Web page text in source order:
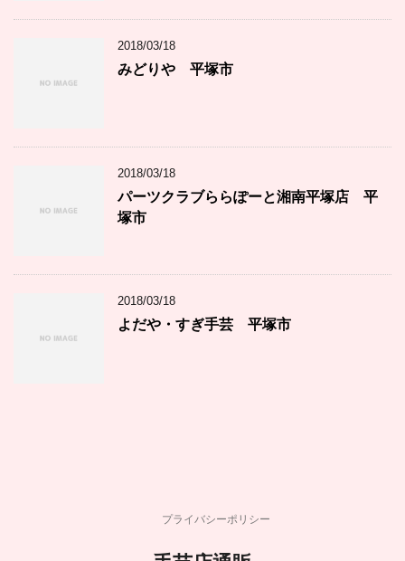
2018/03/18
みどりや 平塚市
2018/03/18
パーツクラブららぽーと湘南平塚店 平
塚市
2018/03/18
よだや・すぎ手芸 平塚市
プライバシーポリシー